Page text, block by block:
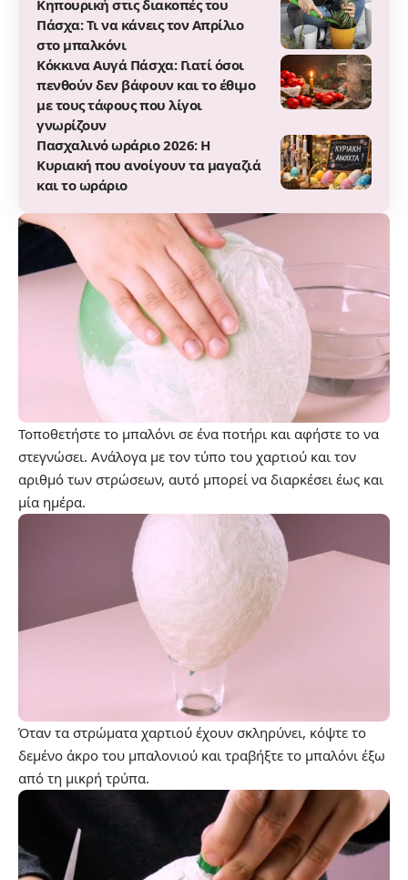
Κηπουρική στις διακοπές του
Πάσχα: Τι να κάνεις τον Απρίλιο
στο μπαλκόνι
Κόκκινα Αυγά Πάσχα: Γιατί όσοι
πενθούν δεν βάφουν και το έθιμο
με τους τάφους που λίγοι
γνωρίζουν
Πασχαλινό ωράριο 2026: Η
Κυριακή που ανοίγουν τα μαγαζιά
και το ωράριο
Τοποθετήστε το μπαλόνι σε ένα ποτήρι και αφήστε το να
στεγνώσει. Ανάλογα με τον τύπο του χαρτιού και τον
αριθμό των στρώσεων, αυτό μπορεί να διαρκέσει έως και
μία ημέρα.
Όταν τα στρώματα χαρτιού έχουν σκληρύνει, κόψτε το
δεμένο άκρο του μπαλονιού και τραβήξτε το μπαλόνι έξω
από τη μικρή τρύπα.